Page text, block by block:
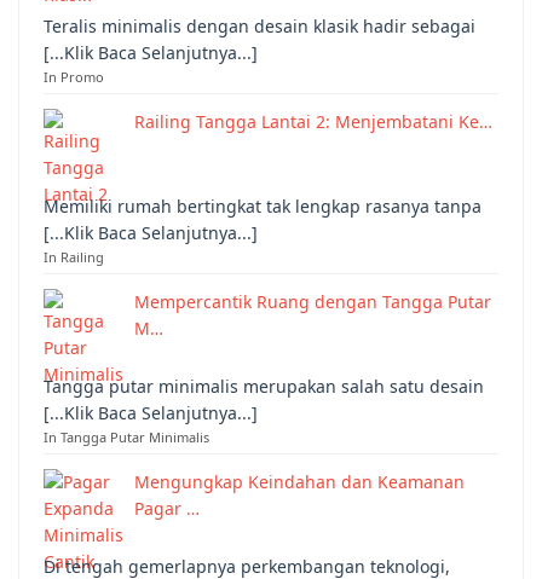
Teralis minimalis dengan desain klasik hadir sebagai
[...Klik Baca Selanjutnya...]
In Promo
Railing Tangga Lantai 2: Menjembatani Ke…
Memiliki rumah bertingkat tak lengkap rasanya tanpa
[...Klik Baca Selanjutnya...]
In Railing
Mempercantik Ruang dengan Tangga Putar
M…
Tangga putar minimalis merupakan salah satu desain
[...Klik Baca Selanjutnya...]
In Tangga Putar Minimalis
Mengungkap Keindahan dan Keamanan
Pagar …
Di tengah gemerlapnya perkembangan teknologi,